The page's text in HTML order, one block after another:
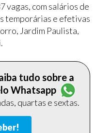
vagas, com salários de
temporárias e efetivas
Jardim Paulista,
tudo sobre a
Whatsapp
quartas e sextas.